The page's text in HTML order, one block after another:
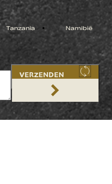
Tanzania Namibië
VERZENDEN